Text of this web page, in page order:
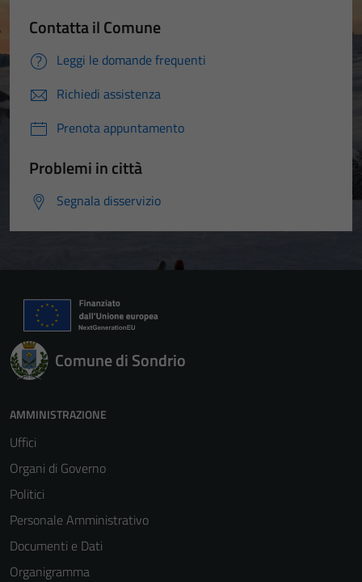
Contatta il Comune
Leggi le domande frequenti
Richiedi assistenza
Prenota appuntamento
Problemi in città
Segnala disservizio
Comune di Sondrio
AMMINISTRAZIONE
Uffici
Organi di Governo
Politici
Personale Amministrativo
Documenti e Dati
Organigramma